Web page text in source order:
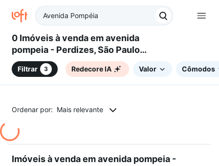
0 Imóveis à venda em avenida
pompeia - Perdizes, São Paulo,
SP
Filtrar 3 Redecore IA Valor Cômodos
Ordenar por: Mais relevante
Imóveis à venda em avenida pompeia -